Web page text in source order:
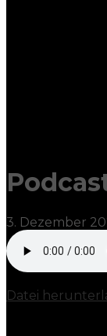
3. Dezember
Datei